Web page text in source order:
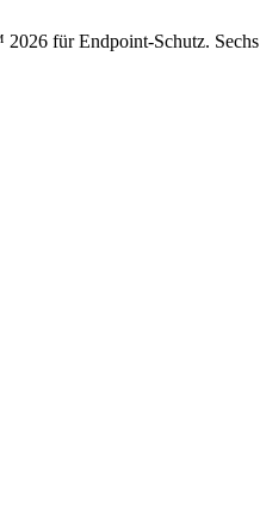
für Endpoint-Schutz. Sechs